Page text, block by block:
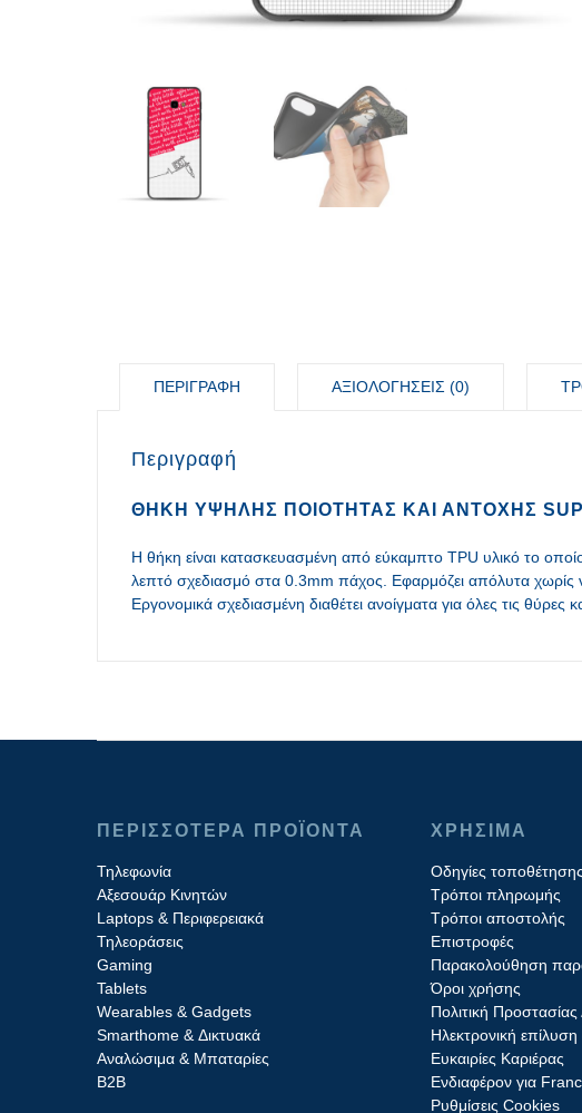
ΠΕΡΙΓΡΑΦΉ
Περιγραφή
ΘΉΚΗ ΥΨΗΛΉΣ ΠΟΙΌΤΗΤΑΣ ΚΑΙ ΑΝΤΟΧΉΣ
Η θήκη είναι κατασκευασμένη από εύκαμπτο TPU υλικό το
λεπτό σχεδιασμό στα 0.3mm πάχος. Εφαρμόζει απόλυτα χωρίς
Εργονομικά σχεδιασμένη διαθέτει ανοίγματα για όλες τις θύρες
ΑΞΙΟΛΟΓΉΣΕΙΣ (0)
ΠΕΡΙΣΣΟΤΕΡΑ ΠΡΟΪΟΝΤΑ
Τηλεφωνία
Αξεσουάρ Κινητών
Laptops & Περιφερειακά
Τηλεοράσεις
Gaming
Tablets
Wearables & Gadgets
Smarthome & Δικτυακά
Aναλώσιμα & Μπαταρίες
Β2B
ΧΡΗΣΙΜΑ
Οδηγίες
Τρόποι πληρωμής
Τρόποι αποστολής
Επιστροφές
Παρακολούθηση
Όροι χρήσης
Πολιτική
Ηλεκτρονική
Ευκαιρίες Καριέρας
Ενδιαφέρον για
Ρυθμίσεις Cookies